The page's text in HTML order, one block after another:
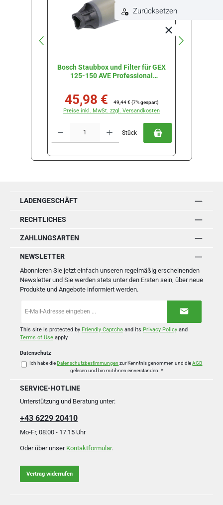
Bosch Staubbox und Filter für GEX
125-150 AVE Professional
Verkaufspreis:
45,98 € 49,44 € (7% gespart)
Preise inkl. MwSt. zzgl. Versandkosten
Stück
LADENGESCHÄFT
RECHTLICHES
ZAHLUNGSARTEN
NEWSLETTER
Abonnieren Sie jetzt einfach unseren regelmäßig erscheinenden
Newsletter und Sie werden stets unter den Ersten sein, über neue
Produkte und Angebote informiert werden.
Mail-
*
This site is protected by Friendly Captcha and its Privacy Policy and
Terms of Use apply.
Datenschutz
Ich habe dieDatenschutzbestimmungen zur Kenntnis genommen und dieAGB
gelesen und bin mit ihnen einverstanden. *
SERVICE-HOTLINE
Unterstützung und Beratung unter:
+43 6229 20410
Mo-Fr, 08:00 - 17:15 Uhr
Oder über unser Kontaktformular.
Vertrag widerrufen
Zurücksetzen